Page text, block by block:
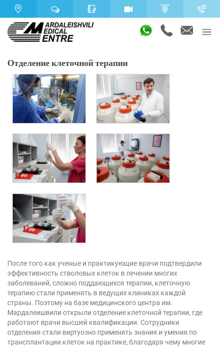
Отделение клеточной терапии
После того как ученые и практикующие врачи подтвердили
эффективность стволовых клеток в лечении многих
заболеваний, сложно поддающихся терапии, клеточную
терапию стали применять в ведущих клиниках каждой
страны. Поэтому на базе медицинского центра им.
Мардалеишвили открыли отделение клеточной терапии, где
работают врачи высшей квалификации. Сотрудники
отделения стали виртуозно применять знания и умения по
трансплантации клеток на практике, благодаря чему многие